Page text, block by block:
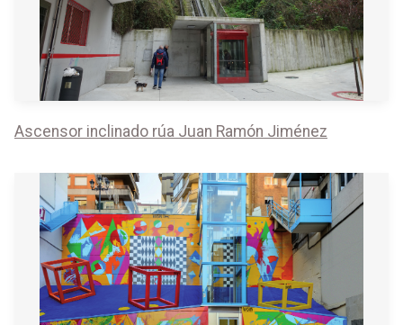
Ascensor inclinado rúa Juan Ramón Jiménez